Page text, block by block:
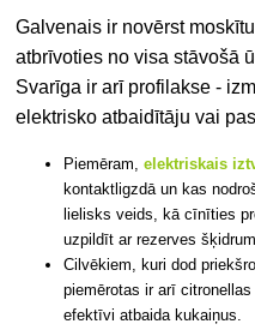
Galvenais ir novērst
atbrīvoties no visa stāvošā
Svarīga ir arī profilakse -
elektrisko atbaidītāju vai
Piemēram,elektriskais
kontaktligzdā un kas
lielisks veids, kā cīnīties
uzpildīt ar rezerves
Cilvēkiem, kuri dod
piemērotas ir arī
efektīvi atbaida kukaiņus.